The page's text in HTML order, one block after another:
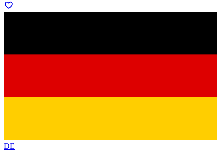
DE